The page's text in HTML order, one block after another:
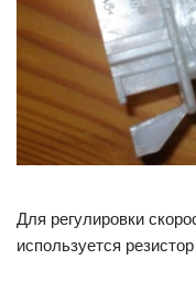
Для регулировки
используется резистор